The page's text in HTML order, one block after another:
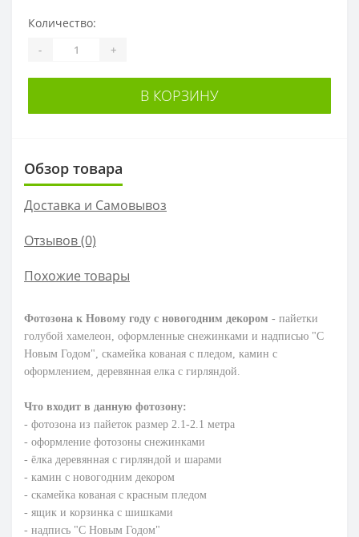
Количество:
- +
В КОРЗИНУ
Обзор товара
Доставка и Самовывоз
Отзывов (0)
Похожие товары
Фотозона к Новому году с новогодним декором - пайетки
голубой хамелеон, оформленные снежинками и надписью "С
Новым Годом", скамейка кованая с пледом, камин с
оформлением, деревянная елка с гирляндой.
Что входит в данную фотозону:
- фотозона из пайеток размер 2.1-2.1 метра
- оформление фотозоны снежинками
- ёлка деревянная с гирляндой и шарами
- камин с новогодним декором
- скамейка кованая с красным пледом
- ящик и корзинка с шишками
- надпись "С Новым Годом"